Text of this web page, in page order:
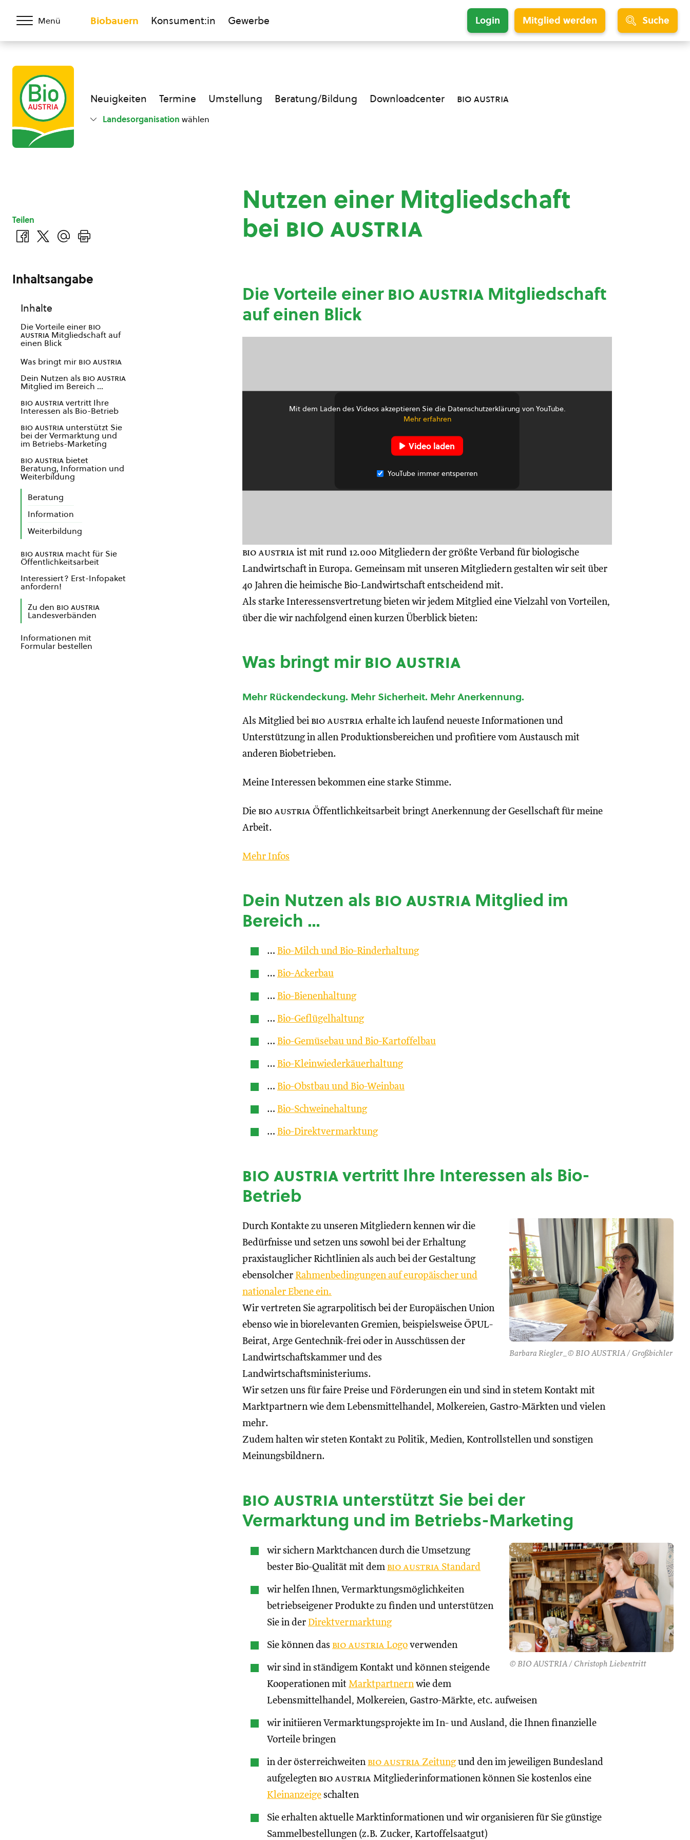
Menü Biobauern Konsument:in Gewerbe Login Mitglied werden Suche
Neuigkeiten Termine Umstellung Beratung/Bildung Downloadcenter bio austria
Landesorganisation wählen
Nutzen einer Mitgliedschaft
bei bio austria
Die Vorteile einerbio austria Mitgliedschaft
auf einen Blick
Mit dem Laden des Videos akzeptieren Sie die Datenschutzerklärung von YouTube.
Mehr erfahren
Video laden
YouTube immer entsperren
bio austria ist mit rund 12.000 Mitgliedern der größte Verband für biologische
Landwirtschaft in Europa. Gemeinsam mit unseren Mitgliedern gestalten wir seit über
40 Jahren die heimische Bio-Landwirtschaft entscheidend mit.
Als starke Interessensvertretung bieten wir jedem Mitglied eine Vielzahl von Vorteilen,
über die wir nachfolgend einen kurzen Überblick bieten:
Was bringt mirbio austria
Mehr Rückendeckung. Mehr Sicherheit. Mehr Anerkennung.
Als Mitglied bei bio austria erhalte ich laufend neueste Informationen und
Unterstützung in allen Produktionsbereichen und profitiere vom Austausch mit
anderen Biobetrieben.
Meine Interessen bekommen eine starke Stimme.
Die bio austria Öffentlichkeitsarbeit bringt Anerkennung der Gesellschaft für meine
Arbeit.
Mehr Infos
Dein Nutzen als bio austria Mitglied im
Bereich …
… Bio-Milch und Bio-Rinderhaltung
… Bio-Ackerbau
… Bio-Bienenhaltung
… Bio-Geflügelhaltung
… Bio-Gemüsebau und Bio-Kartoffelbau
… Bio-Kleinwiederkäuerhaltung
… Bio-Obstbau und Bio-Weinbau
… Bio-Schweinehaltung
… Bio-Direktvermarktung
bio austriavertritt Ihre Interessen als Bio-
Betrieb
Barbara Riegler_© BIO AUSTRIA / Großbichler
Durch Kontakte zu unseren Mitgliedern kennen wir die
Bedürfnisse und setzen uns sowohl bei der Erhaltung
praxistauglicher Richtlinien als auch bei der Gestaltung
ebensolcher Rahmenbedingungen auf europäischer und
nationaler Ebene ein.
Wir vertreten Sie agrarpolitisch bei der Europäischen Union
ebenso wie in biorelevanten Gremien, beispielsweise ÖPUL-
Beirat, Arge Gentechnik-frei oder in Ausschüssen der
Landwirtschaftskammer und des
Landwirtschaftsministeriums.
Wir setzen uns für faire Preise und Förderungen ein und sind in stetem Kontakt mit
Marktpartnern wie dem Lebensmittelhandel, Molkereien, Gastro-Märkten und vielen
mehr.
Zudem halten wir steten Kontakt zu Politik, Medien, Kontrollstellen und sonstigen
Meinungsbildnern.
bio austria unterstützt Sie bei der
Vermarktung und im Betriebs-Marketing
© BIO AUSTRIA / Christoph Liebentritt
wir sichern Marktchancen durch die Umsetzung
bester Bio-Qualität mit dem bio austria Standard
wir helfen Ihnen, Vermarktungsmöglichkeiten
betriebseigener Produkte zu finden und unterstützen
Sie in der Direktvermarktung
Sie können das bio austria Logo verwenden
wir sind in ständigem Kontakt und können steigende
Kooperationen mit Marktpartnernwie dem
Lebensmittelhandel, Molkereien, Gastro-Märkte, etc. aufweisen
wir initiieren Vermarktungsprojekte im In- und Ausland, die Ihnen finanzielle
Vorteile bringen
in der österreichweiten bio austria Zeitungund den im jeweiligen Bundesland
aufgelegten bio austria Mitgliederinformationen können Sie kostenlos eine
Kleinanzeige schalten
Sie erhalten aktuelle Marktinformationen und wir organisieren für Sie günstige
Sammelbestellungen (z.B. Zucker, Kartoffelsaatgut)
Teilen
Inhaltsangabe
Inhalte
Die Vorteile einer bio
austria Mitgliedschaft auf
einen Blick
Was bringt mir bio austria
Dein Nutzen als bio austria
Mitglied im Bereich …
bio austriavertritt Ihre
Interessen als Bio-Betrieb
bio austria unterstützt Sie
bei der Vermarktung und
im Betriebs-Marketing
bio austria bietet
Beratung, Information und
Weiterbildung
Beratung
Information
Weiterbildung
bio austria macht für Sie
Öffentlichkeitsarbeit
Interessiert? Erst-Infopaket
anfordern!
Zu den bio austria
Landesverbänden
Informationen mit
Formular bestellen